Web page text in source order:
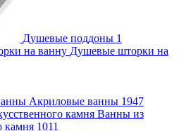
Душевые поддоны 1
Душевые шторки на
Акриловые ванны 1947
Ванны из
камня 1011